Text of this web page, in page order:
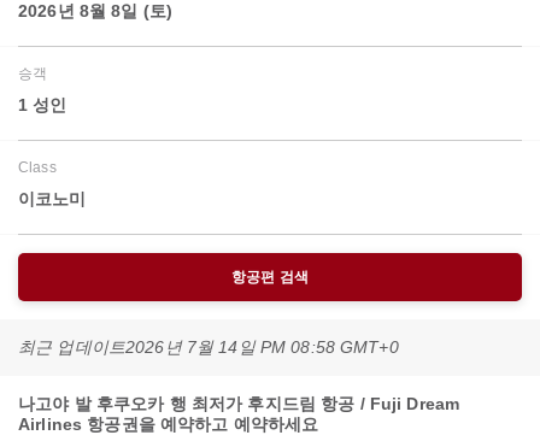
2026년 8월 8일 (토)
승객
1 성인
Class
이코노미
항공편 검색
최근 업데이트2026년 7월 14일 PM 08:58 GMT+0
나고야 발 후쿠오카 행 최저가 후지드림 항공 / Fuji Dream
Airlines 항공권을 예약하고 예약하세요